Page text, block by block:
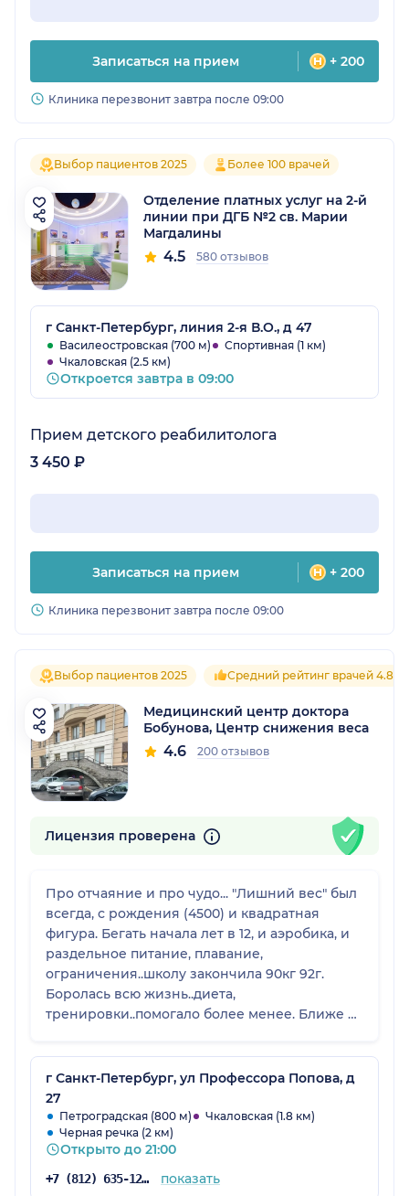
Записаться на прием + 200
Клиника перезвонит завтра после 09:00
Выбор пациентов 2025 Более 100 врачей
Отделение платных услуг на 2-й
линии при ДГБ №2 св. Марии
Магдалины
4.5 580 отзывов
г Санкт-Петербург, линия 2-я В.О., д 47
Василеостровская (700 м)
Спортивная (1 км)
Чкаловская (2.5 км)
Откроется завтра в 09:00
Прием детского реабилитолога
3 450 ₽
Записаться на прием + 200
Клиника перезвонит завтра после 09:00
Выбор пациентов 2025 Средний рейтинг врачей 4.8
Медицинский центр доктора
Бобунова, Центр снижения веса
4.6 200 отзывов
Лицензия проверена
Про отчаяние и про чудо... "Лишний вес" был
всегда, с рождения (4500) и квадратная
фигура. Бегать начала лет в 12, и аэробика, и
раздельное питание, плавание,
ограничения..школу закончила 90кг 92г.
Боролась всю жизнь..диета,
тренировки..помогало более менее. Ближе к
+10кг, больше не помогало ничего...
Переедания не было, диета и тренировки
были.. обычные и усиленные Эмс (ток),
массаж, лимфодренаж ручной и
кавитация..ноль.. попала к Дмитрию
Николаевичу случайно, не верила уже ни во
что и особенно в себя. А вот чудеса бывают!!.
г Санкт-Петербург, ул Профессора Попова, д
27
Петроградская (800 м)
Чкаловская (1.8 км)
Черная речка (2 км)
Открыто до 21:00
+7 (812) 635-12-82 показать